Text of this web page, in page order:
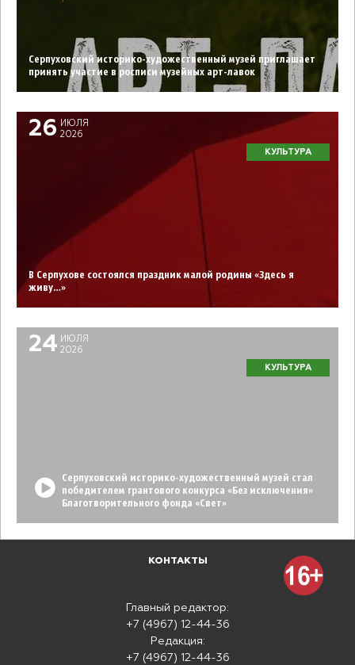
Серпуховский историко-художественный музей приглашает
принять участие в росписи музейных арт-лавок
26
ИЮЛЯ
2026
КУЛЬТУРА
В Серпухове состоялся праздник малой родины «Здесь я
живу…»
24 ИЮЛЯ
2026
КУЛЬТУРА
Серпуховский историко-художественный музей стал
победителем грантового конкурса «Без исключения»
Благотворительного фонда «Свет»
КОНТАКТЫ
Главный редактор:
+7 (4967) 12-44-36
Редакция:
+7 (4967) 12-44-36